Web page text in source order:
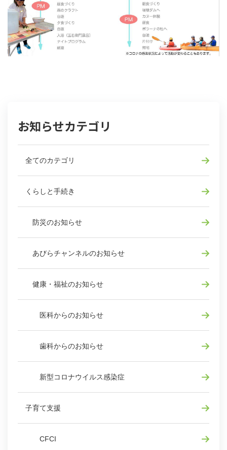
お知らせカテゴリ
全てのカテゴリ
くらしと手続き
防災のお知らせ
あびらチャンネルのお知らせ
健康・福祉のお知らせ
医科からのお知らせ
歯科からのお知らせ
新型コロナウイルス感染症
子育て支援
CFCI